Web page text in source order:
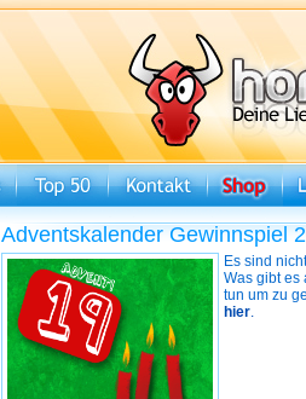
Adventskalender Gewinnspiel
Es sind
Was gibt es
tun um zu
hier.